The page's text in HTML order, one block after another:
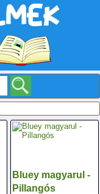
Bluey magyarul -
Pillangós